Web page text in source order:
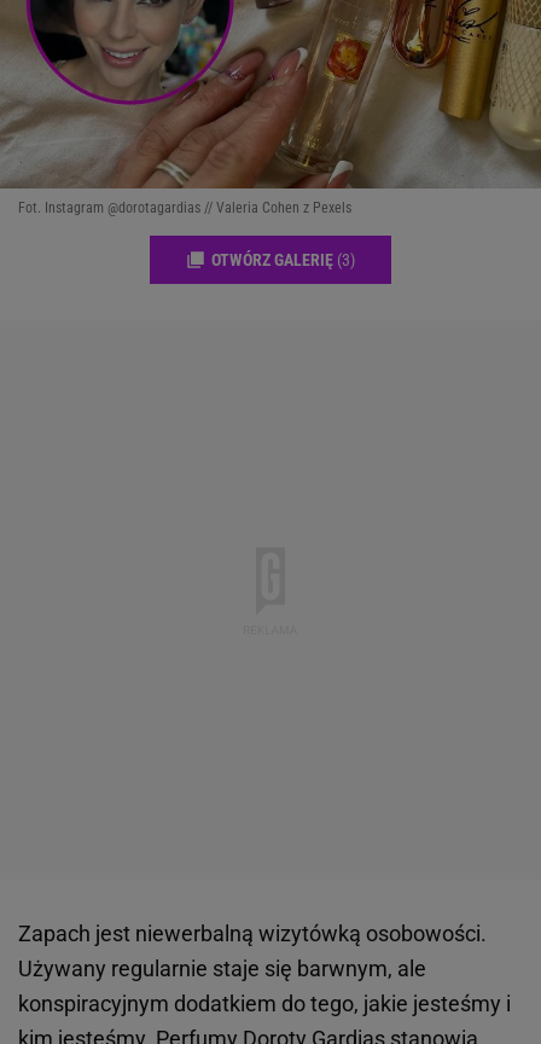
Fot. Instagram @dorotagardias // Valeria Cohen z Pexels
OTWÓRZ GALERIĘ (3)
Zapach jest niewerbalną wizytówką osobowości.
Używany regularnie staje się barwnym, ale
konspiracyjnym dodatkiem do tego, jakie jesteśmy i
kim jesteśmy. Perfumy Doroty Gardias stanowią